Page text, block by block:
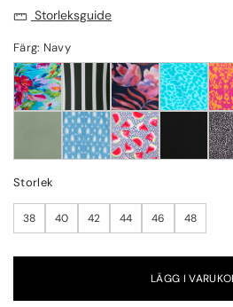
Storleksguide
Färg: Navy
Storlek
38 40 42 44 46 48
LÄGG I